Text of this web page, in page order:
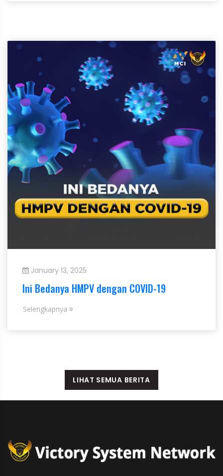
January 13, 2025
Ini Bedanya HMPV dengan COVID-19
Selengkapnya
LIHAT SEMUA BERITA